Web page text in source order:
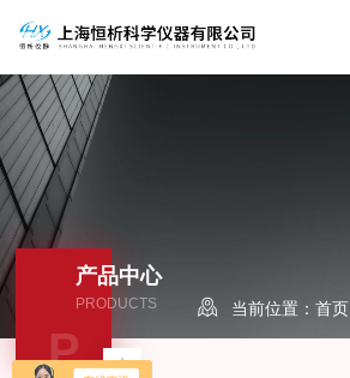
产品中心
PRODUCTS
P
当前位置：首页